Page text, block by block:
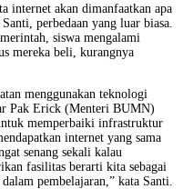
internet akan dimanfaatkan apa
perbedaan yang luar biasa.
siswa mengalami
mereka beli, kurangnya
menggunakan teknologi
Pak Erick (Menteri BUMN)
memperbaiki infrastruktur
internet yang sama
senang sekali kalau
fasilitas berarti kita sebagai
pembelajaran,” kata Santi.